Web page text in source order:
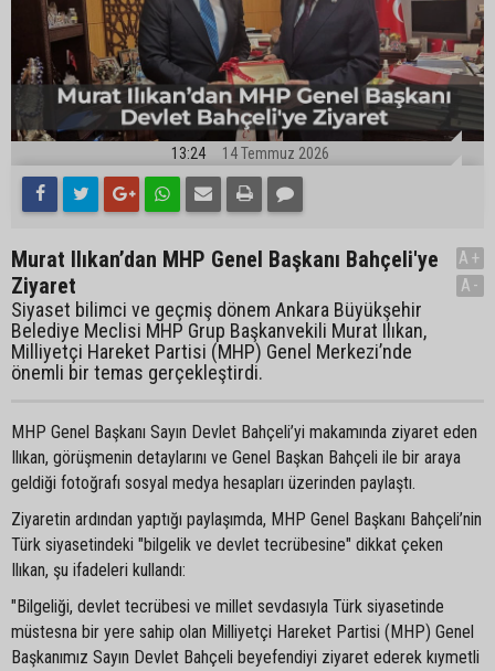
13:24 14 Temmuz 2026
Murat Ilıkan’dan MHP Genel Başkanı Bahçeli'ye
Ziyaret
Siyaset bilimci ve geçmiş dönem Ankara Büyükşehir
Belediye Meclisi MHP Grup Başkanvekili Murat Ilıkan,
Milliyetçi Hareket Partisi (MHP) Genel Merkezi’nde
önemli bir temas gerçekleştirdi.
A+
A-
MHP Genel Başkanı Sayın Devlet Bahçeli’yi makamında ziyaret eden
Ilıkan, görüşmenin detaylarını ve Genel Başkan Bahçeli ile bir araya
geldiği fotoğrafı sosyal medya hesapları üzerinden paylaştı.
Ziyaretin ardından yaptığı paylaşımda, MHP Genel Başkanı Bahçeli’nin
Türk siyasetindeki "bilgelik ve devlet tecrübesine" dikkat çeken
Ilıkan, şu ifadeleri kullandı:
"Bilgeliği, devlet tecrübesi ve millet sevdasıyla Türk siyasetinde
müstesna bir yere sahip olan Milliyetçi Hareket Partisi (MHP) Genel
Başkanımız Sayın Devlet Bahçeli beyefendiyi ziyaret ederek kıymetli